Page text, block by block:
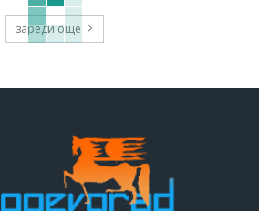
зареди още